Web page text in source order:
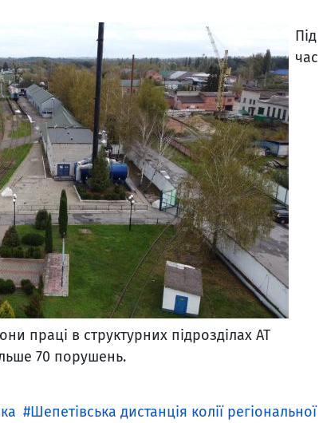
Під
час
праці в структурних підрозділах АТ
70 порушень.
Шепетівська дистанція колії регіональної